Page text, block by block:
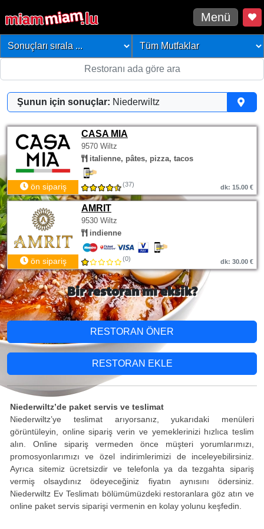
Menü
Şunun için sonuçlar: Niederwiltz
CASA MIA
9570 Wiltz
italienne, pâtes, pizza, tacos
ön sipariş (37) dk: 15.00 €
AMRIT
9530 Wiltz
indienne
ön sipariş (0) dk: 30.00 €
Bir restoran mı eksik?
RESTORAN ÖNER
RESTORAN EKLE
Niederwiltz’de paket servis ve teslimat
Niederwiltz’ye teslimat arıyorsanız, yukarıdaki menüleri
görüntüleyin, online sipariş verin ve yemeklerinizi hızlıca teslim
alın. Online sipariş vermeden önce müşteri yorumlarımızı,
promosyonlarımızı ve özel indirimlerimizi de inceleyebilirsiniz.
Ayrıca sitemiz ücretsizdir ve telefonla ya da tezgahta sipariş
vermiş olsaydınız ödeyeceğiniz fiyatın aynısını ödersiniz.
Niederwiltz Ev Teslimatı bölümümüzdeki restoranlara göz atın ve
online paket servis siparişi vermenin en kolay yolunu keşfedin.